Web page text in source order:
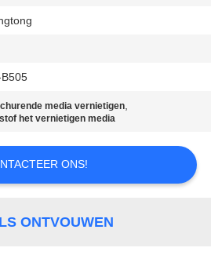
media vernietigen,
het vernietigen media
ONS!
ONTVOUWEN